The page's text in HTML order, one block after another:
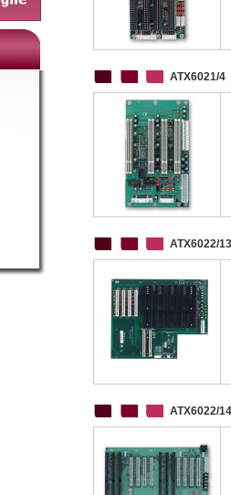
ATX6021/4
ATX6022/
ATX6022/